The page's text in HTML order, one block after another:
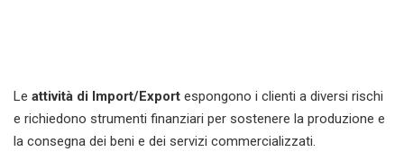
Le attività di Import/Export espongono i clienti a diversi rischi
e richiedono strumenti finanziari per sostenere la produzione e
la consegna dei beni e dei servizi commercializzati.